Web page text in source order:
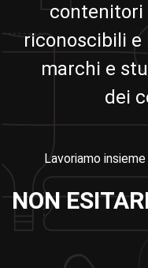
contenitori
riconoscibili e
marchi e
dei
Lavoriamo
NON